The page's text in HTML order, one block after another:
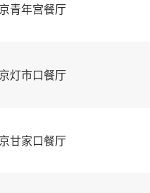
青年宫餐厅
灯市口餐厅
甘家口餐厅